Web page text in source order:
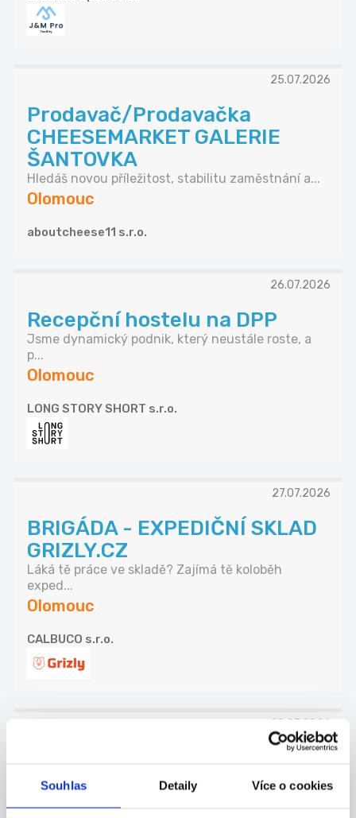
Souhlas Detaily Více o cookies
25.07.2026
Prodavač/Prodavačka
CHEESEMARKET GALERIE
ŠANTOVKA
Hledáš novou příležitost, stabilitu zaměstnání a...
Olomouc
aboutcheese11 s.r.o.
26.07.2026
Recepční hostelu na DPP
Jsme dynamický podnik, který neustále roste, a
p...
Olomouc
LONG STORY SHORT s.r.o.
27.07.2026
BRIGÁDA - EXPEDIČNÍ SKLAD
GRIZLY.CZ
Láká tě práce ve skladě? Zajímá tě koloběh
exped...
Olomouc
CALBUCO s.r.o.
28.07.2026
Obsluha copycentra